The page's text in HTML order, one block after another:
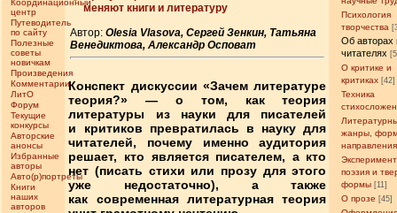
Координационный
центр
Путеводитель
по сайту
Полезные
советы
новичкам
Произведения
Комментарии
ЛитО
Форум
Текущие
конкурсы
Авторские
анонсы
Избранные
авторы
Авто(р)портреты
Книги
наших
авторов
Психология
творчества
Об авторах
читателях
О критике и
критиках [42]
Техника
жанры,
направления
поэзия и
формы [11]
О прозе [45]
меняют книги и литературу
Автор:Olesia Vlasova, Сергей Зенкин, Татьяна
Венедиктова, Александр Осповат
Конспект дискуссии «Зачем литературе
теория?» — о том, как теория
литературы из науки для писателей
и критиков превратилась в науку для
читателей, почему именно аудитория
решает, кто является писателем, а кто
нет (писать стихи или прозу для этого
уже недостаточно), а также
как современная литературная теория